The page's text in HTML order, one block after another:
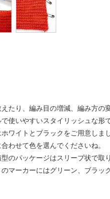
たり、編み目の増減、編み方の
使いやすいスタイリッシュな形で
ワイトとブラックをご用意しまし
わせて色を選んでくださいね。
のパッケージはスリーブ状で取
マーカーにはグリーン、ブラッ